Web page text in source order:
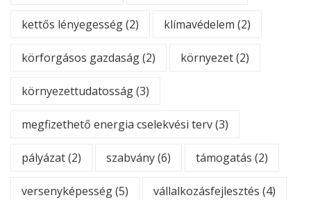
kettős lényegesség(2) klímavédelem (2)
körforgásos gazdaság(2) környezet(2)
környezettudatosság(3)
megfizethető energia cselekvési terv(3)
pályázat(2) szabvány(6) támogatás (2)
versenyképesség(5) vállalkozásfejlesztés (4)